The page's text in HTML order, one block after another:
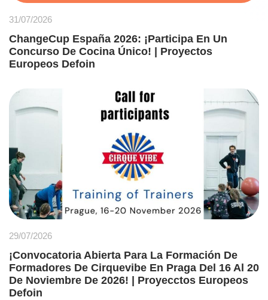
31/07/2026
ChangeCup España 2026: ¡Participa En Un
Concurso De Cocina Único! | Proyectos
Europeos Defoin
29/07/2026
¡Convocatoria Abierta Para La Formación De
Formadores De Cirquevibe En Praga Del 16 Al 20
De Noviembre De 2026! | Proyecctos Europeos
Defoin